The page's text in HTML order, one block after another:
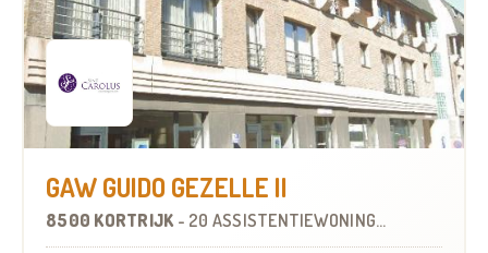
GAW GUIDO GEZELLE II
8500 KORTRIJK - 20 ASSISTENTIEWONINGEN